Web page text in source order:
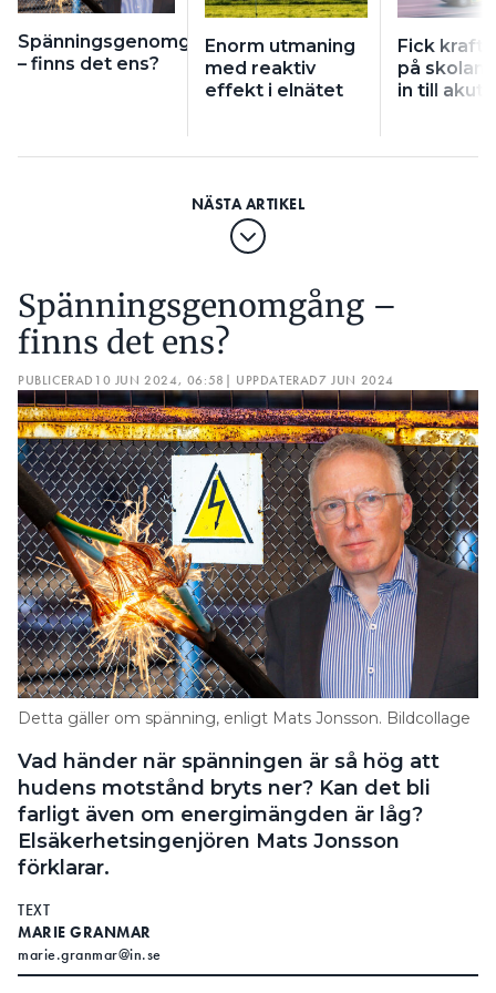
Spänningsgenomgång
– finns det ens?
Enorm utmaning
med reaktiv
effekt i elnätet
Fick
på skolan
in till
Spänningsgenomgång –
finns det ens?
PUBLICERAD 10 JUN 2024, 06:58 | UPPDATERAD7 JUN 2024
Detta gäller om spänning, enligt Mats Jonsson. Bildcollage
Vad händer när spänningen är så hög att
hudens motstånd bryts ner? Kan det bli
farligt även om energimängden är låg?
Elsäkerhetsingenjören Mats Jonsson
förklarar.
TEXT
MARIE GRANMAR
marie.granmar@in.se